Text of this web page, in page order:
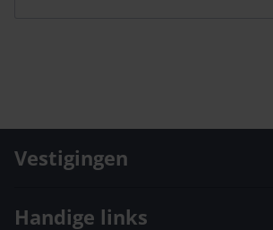
Vestigingen
Handige links